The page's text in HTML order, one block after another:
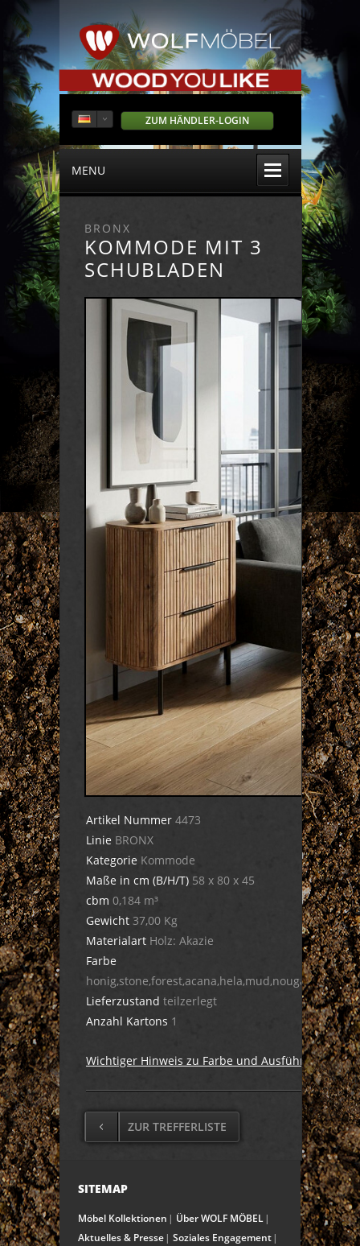
ZUM HÄNDLER-LOGIN
MENU
BRONX
KOMMODE MIT 3
SCHUBLADEN
Artikel Nummer 4473
Linie BRONX
Kategorie Kommode
Maße in cm (B/H/T) 58 x 80 x 45
cbm 0,184 m³
Gewicht 37,00 Kg
Materialart Holz: Akazie
Farbe
honig,stone,forest,acana,hela,mud,nougat,dula,ciga
Lieferzustand teilzerlegt
Anzahl Kartons 1
Wichtiger Hinweis zu Farbe und Ausführung
ZUR TREFFERLISTE
SITEMAP
Möbel Kollektionen
Über WOLF MÖBEL
Aktuelles & Presse
Soziales Engagement